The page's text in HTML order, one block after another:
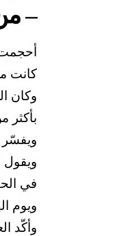
–
أحجمت
كانت
بأكثر من 2800 صاروخ وطائرة مسيّرة،
ويفسّر
ويقول
في
ويوم
وأكّد